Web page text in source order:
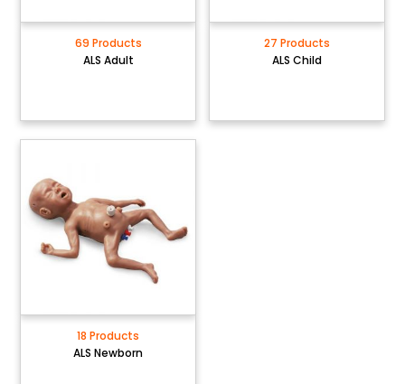
69 Products
ALS Adult
27 Products
ALS Child
18 Products
ALS Newborn